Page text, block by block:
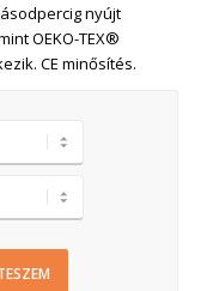
nyújt
OEKO-TEX®
CE minősítés.